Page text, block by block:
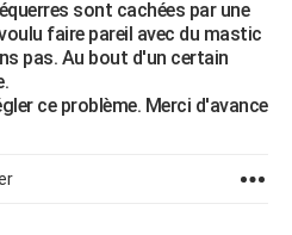
sont cachées par une
faire pareil avec du mastic
pas. Au bout d'un certain
ce problème. Merci d'avance